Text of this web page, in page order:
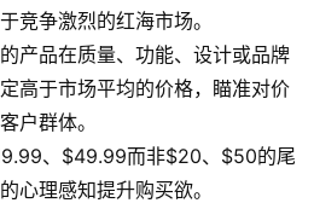
竞争激烈的红海市场。
产品在质量、功能、设计或品牌
高于市场平均的价格，瞄准对价
户群体。
、$49.99而非$20、$50的尾
心理感知提升购买欲。